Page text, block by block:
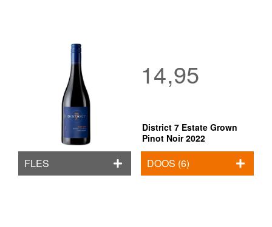
District 7 Estate Grown
Pinot Noir 2022
14,95
FLES DOOS (6)